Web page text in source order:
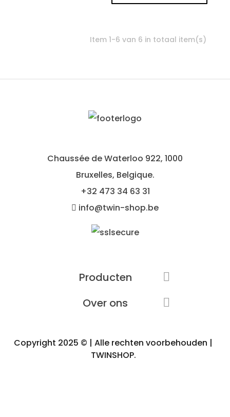
Item 1-6 van 6 in totaal item(s)
Chaussée de Waterloo 922, 1000
Bruxelles, Belgique.
+32 473 34 63 31
info@twin-shop.be
Producten 
Over ons 
Copyright 2025 © | Alle rechten voorbehouden |
TWINSHOP.